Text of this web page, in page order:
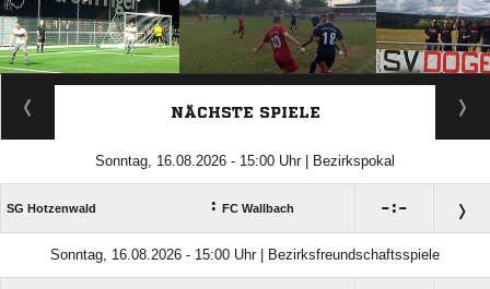
ANZEIGE
NÄCHSTE SPIELE
Sonntag, 16.08.2026 - 15:00 Uhr | Bezirkspokal
SG Hotzenwald : FC Wallbach :
Sonntag, 16.08.2026 - 15:00 Uhr | Bezirksfreundschaftsspiele